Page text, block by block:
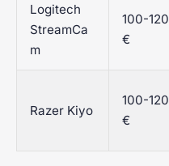
Logitech
StreamCa
m
100-120
€
Razer Kiyo
100-120
€